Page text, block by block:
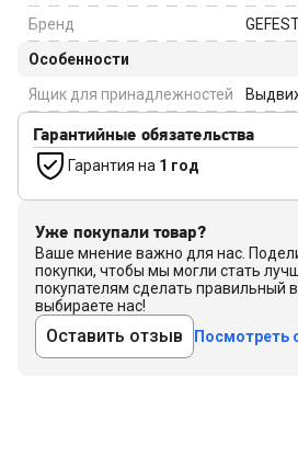
Бренд
Особенности
Ящик для принадлежностей
Гарантийные обязательства
Гарантия на 1 год
Уже покупали товар?
Ваше мнение важно для нас.
покупки, чтобы мы могли стать
покупателям сделать правильный
выбираете нас!
Оставить отзыв Посмотреть